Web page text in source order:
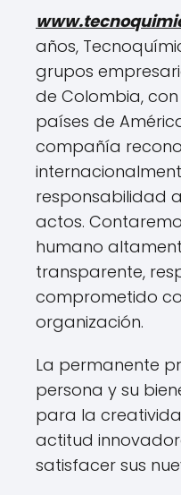
años,
grupos
de Colombia,
países de
compañía
responsabilidad
actos.
humano
transparente,
comprometido
organización.
La permanente
persona y su
para la
actitud
satisfacer sus